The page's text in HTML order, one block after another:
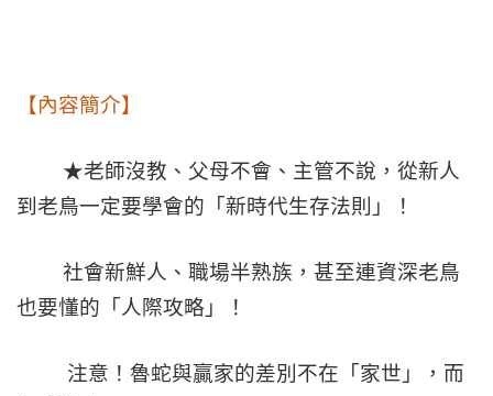
【內容簡介】
★老師沒教、父母不會、主管不說，從新人
到老鳥一定要學會的「新時代生存法則」！
社會新鮮人、職場半熟族，甚至連資深老鳥
也要懂的「人際攻略」！
注意！魯蛇與贏家的差別不在「家世」，而